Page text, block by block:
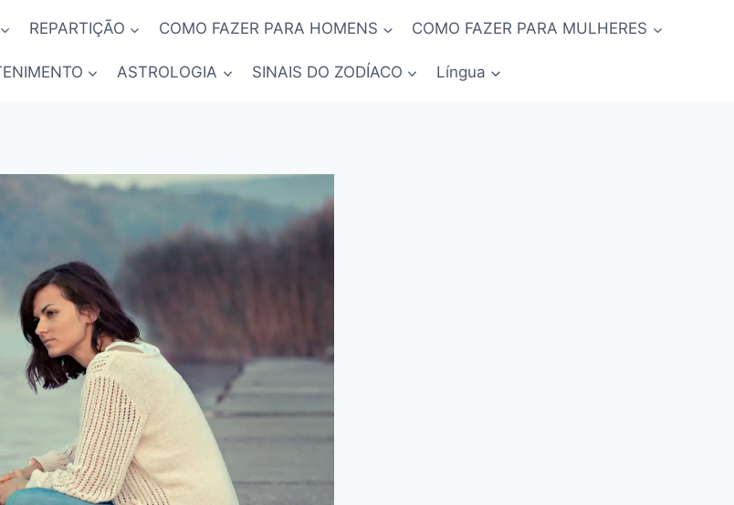
REPARTIÇÃO COMO FAZER PARA HOMENS COMO FAZER PARA MULHERES
ASTROLOGIA SINAIS DO ZODÍACO Língua